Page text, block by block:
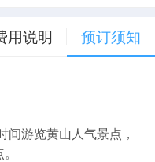
用说明 预订须知
游览黄山人气景点，